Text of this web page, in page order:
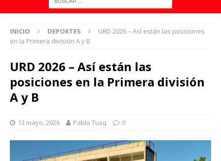
INICIO DEPORTES
URD 2026 – Así están las posiciones
en la Primera división A y B
URD 2026 – Así están las
posiciones en la Primera división
A y B
13 mayo, 2026 Pablo Tusq 0